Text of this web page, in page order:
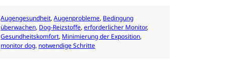
Augengesundheit, Augenprobleme, Bedingung
überwachen, Dog-Reizstoffe, erforderlicher Monitor
Gesundheitskomfort, Minimierung der Exposition
monitor dog, notwendige Schritte